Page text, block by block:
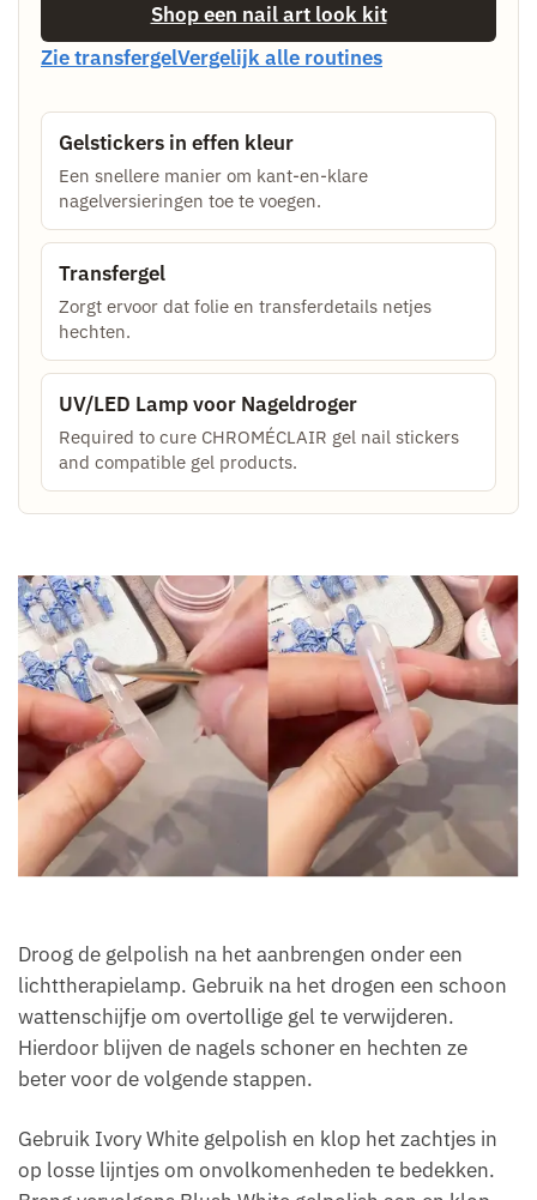
Shop een nail art look kit
Zie transfergelVergelijk alle routines
Gelstickers in effen kleur
Een snellere manier om kant-en-klare
nagelversieringen toe te voegen.
Transfergel
Zorgt ervoor dat folie en transferdetails netjes
hechten.
UV/LED Lamp voor Nageldroger
Required to cure CHROMÉCLAIR gel nail stickers
and compatible gel products.
Droog de gelpolish na het aanbrengen onder een
lichttherapielamp. Gebruik na het drogen een schoon
wattenschijfje om overtollige gel te verwijderen.
Hierdoor blijven de nagels schoner en hechten ze
beter voor de volgende stappen.
Gebruik Ivory White gelpolish en klop het zachtjes in
op losse lijntjes om onvolkomenheden te bedekken.